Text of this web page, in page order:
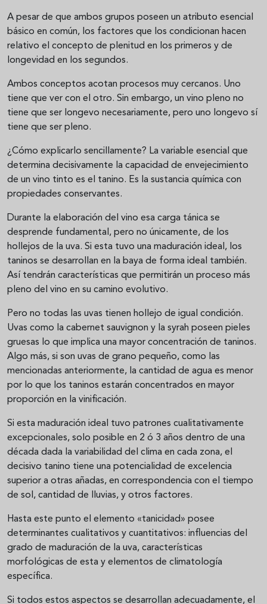
A pesar de que ambos grupos poseen un atributo esencial
básico en común, los factores que los condicionan hacen
relativo el concepto de plenitud en los primeros y de
longevidad en los segundos.
Ambos conceptos acotan procesos muy cercanos. Uno
tiene que ver con el otro. Sin embargo, un vino pleno no
tiene que ser longevo necesariamente, pero uno longevo sí
tiene que ser pleno.
¿Cómo explicarlo sencillamente? La variable esencial que
determina decisivamente la capacidad de envejecimiento
de un vino tinto es el tanino. Es la sustancia química con
propiedades conservantes.
Durante la elaboración del vino esa carga tánica se
desprende fundamental, pero no únicamente, de los
hollejos de la uva. Si esta tuvo una maduración ideal, los
taninos se desarrollan en la baya de forma ideal también.
Así tendrán características que permitirán un proceso más
pleno del vino en su camino evolutivo.
Pero no todas las uvas tienen hollejo de igual condición.
Uvas como la cabernet sauvignon y la syrah poseen pieles
gruesas lo que implica una mayor concentración de taninos.
Algo más, si son uvas de grano pequeño, como las
mencionadas anteriormente, la cantidad de agua es menor
por lo que los taninos estarán concentrados en mayor
proporción en la vinificación.
Si esta maduración ideal tuvo patrones cualitativamente
excepcionales, solo posible en 2 ó 3 años dentro de una
década dada la variabilidad del clima en cada zona, el
decisivo tanino tiene una potencialidad de excelencia
superior a otras añadas, en correspondencia con el tiempo
de sol, cantidad de lluvias, y otros factores.
Hasta este punto el elemento «tanicidad» posee
determinantes cualitativos y cuantitativos: influencias del
grado de maduración de la uva, características
morfológicas de esta y elementos de climatología
específica.
Si todos estos aspectos se desarrollan adecuadamente, el